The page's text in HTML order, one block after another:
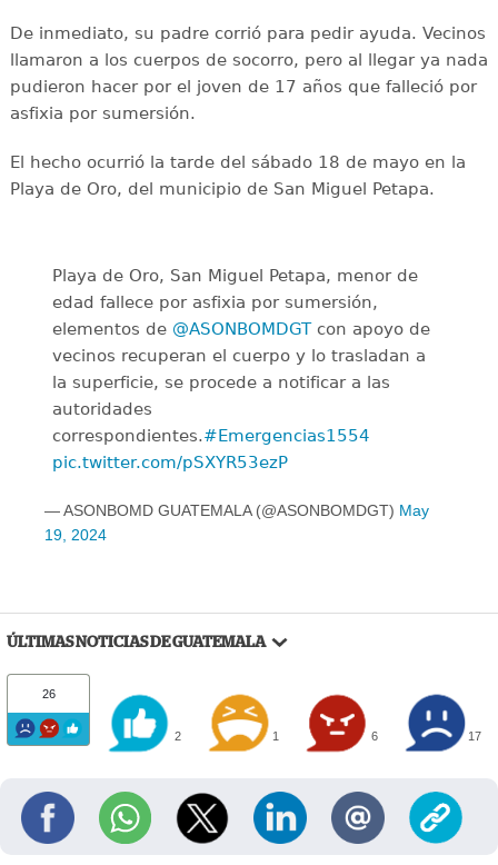
De inmediato, su padre corrió para pedir ayuda. Vecinos
llamaron a los cuerpos de socorro, pero al llegar ya nada
pudieron hacer por el joven de 17 años que falleció por
asfixia por sumersión.
El hecho ocurrió la tarde del sábado 18 de mayo en la
Playa de Oro, del municipio de San Miguel Petapa.
Playa de Oro, San Miguel Petapa, menor de
edad fallece por asfixia por sumersión,
elementos de @ASONBOMDGTcon apoyo de
vecinos recuperan el cuerpo y lo trasladan a
la superficie, se procede a notificar a las
autoridades
correspondientes.#Emergencias1554
pic.twitter.com/pSXYR53ezP
— ASONBOMD GUATEMALA (@ASONBOMDGT) May
19, 2024
ÚLTIMAS NOTICIAS DE GUATEMALA
26
2 1 6 17